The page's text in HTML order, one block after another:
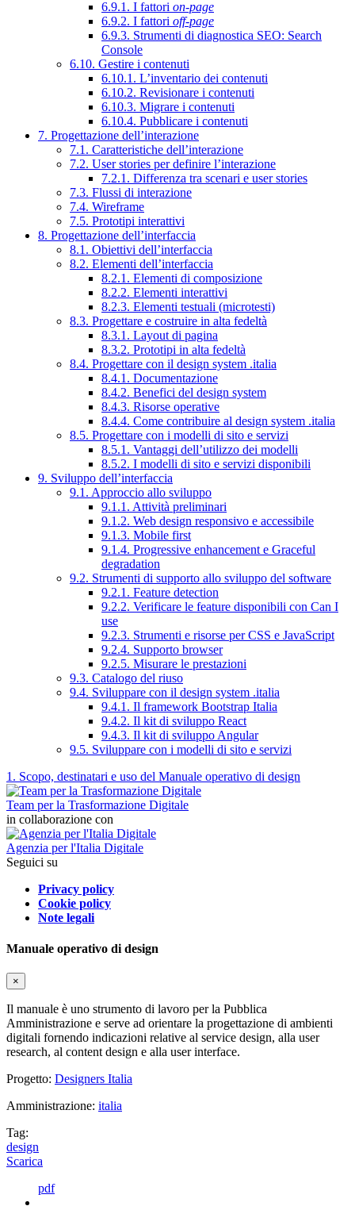
6.9.1. I fattori on-page
6.9.2. I fattori off-page
6.9.3. Strumenti di diagnostica SEO: Search
Console
6.10. Gestire i contenuti
6.10.1. L’inventario dei contenuti
6.10.2. Revisionare i contenuti
6.10.3. Migrare i contenuti
6.10.4. Pubblicare i contenuti
7. Progettazione dell’interazione
7.1. Caratteristiche dell’interazione
7.2. User stories per definire l’interazione
7.2.1. Differenza tra scenari e user stories
7.3. Flussi di interazione
7.4. Wireframe
7.5. Prototipi interattivi
8. Progettazione dell’interfaccia
8.1. Obiettivi dell’interfaccia
8.2. Elementi dell’interfaccia
8.2.1. Elementi di composizione
8.2.2. Elementi interattivi
8.2.3. Elementi testuali (microtesti)
8.3. Progettare e costruire in alta fedeltà
8.3.1. Layout di pagina
8.3.2. Prototipi in alta fedeltà
8.4. Progettare con il design system .italia
8.4.1. Documentazione
8.4.2. Benefici del design system
8.4.3. Risorse operative
8.4.4. Come contribuire al design system .italia
8.5. Progettare con i modelli di sito e servizi
8.5.1. Vantaggi dell’utilizzo dei modelli
8.5.2. I modelli di sito e servizi disponibili
9. Sviluppo dell’interfaccia
9.1. Approccio allo sviluppo
9.1.1. Attività preliminari
9.1.2. Web design responsivo e accessibile
9.1.3. Mobile first
9.1.4. Progressive enhancement e Graceful
degradation
9.2. Strumenti di supporto allo sviluppo del software
9.2.1. Feature detection
9.2.2. Verificare le feature disponibili con Can I
use
9.2.3. Strumenti e risorse per CSS e JavaScript
9.2.4. Supporto browser
9.2.5. Misurare le prestazioni
9.3. Catalogo del riuso
9.4. Sviluppare con il design system .italia
9.4.1. Il framework Bootstrap Italia
9.4.2. Il kit di sviluppo React
9.4.3. Il kit di sviluppo Angular
9.5. Sviluppare con i modelli di sito e servizi
1. Scopo, destinatari e uso del Manuale operativo di design
Team per la Trasformazione Digitale
in collaborazione con
Agenzia per l'Italia Digitale
Seguici su
Privacy policy
Cookie policy
Note legali
Manuale operativo di design
×
Il manuale è uno strumento di lavoro per la Pubblica
Amministrazione e serve ad orientare la progettazione di ambienti
digitali fornendo indicazioni relative al service design, alla user
research, al content design e alla user interface.
Progetto: Designers Italia
Amministrazione: italia
Tag:
design
Scarica
pdf